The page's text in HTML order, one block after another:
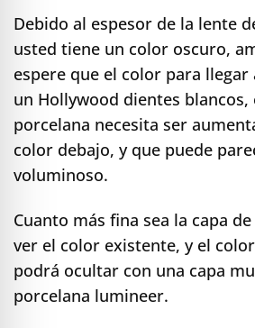
Debido al espesor de la lente
usted tiene un color oscuro,
espere que el color para llegar
un Hollywood dientes
porcelana necesita ser
color debajo, y que puede
voluminoso.
Cuanto más fina sea la capa
ver el color existente, y el
podrá ocultar con una capa
porcelana lumineer.